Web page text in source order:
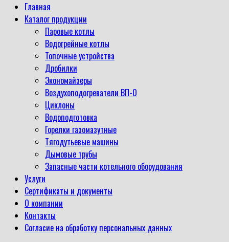
Главная
Каталог продукции
Паровые котлы
Водогрейные котлы
Топочные устройства
Дробилки
Экономайзеры
Воздухоподогреватели ВП-О
Циклоны
Водоподготовка
Горелки газомазутные
Тягодутьевые машины
Дымовые трубы
Запасные части котельного оборудования
Услуги
Сертификаты и документы
О компании
Контакты
Согласие на обработку персональных данных